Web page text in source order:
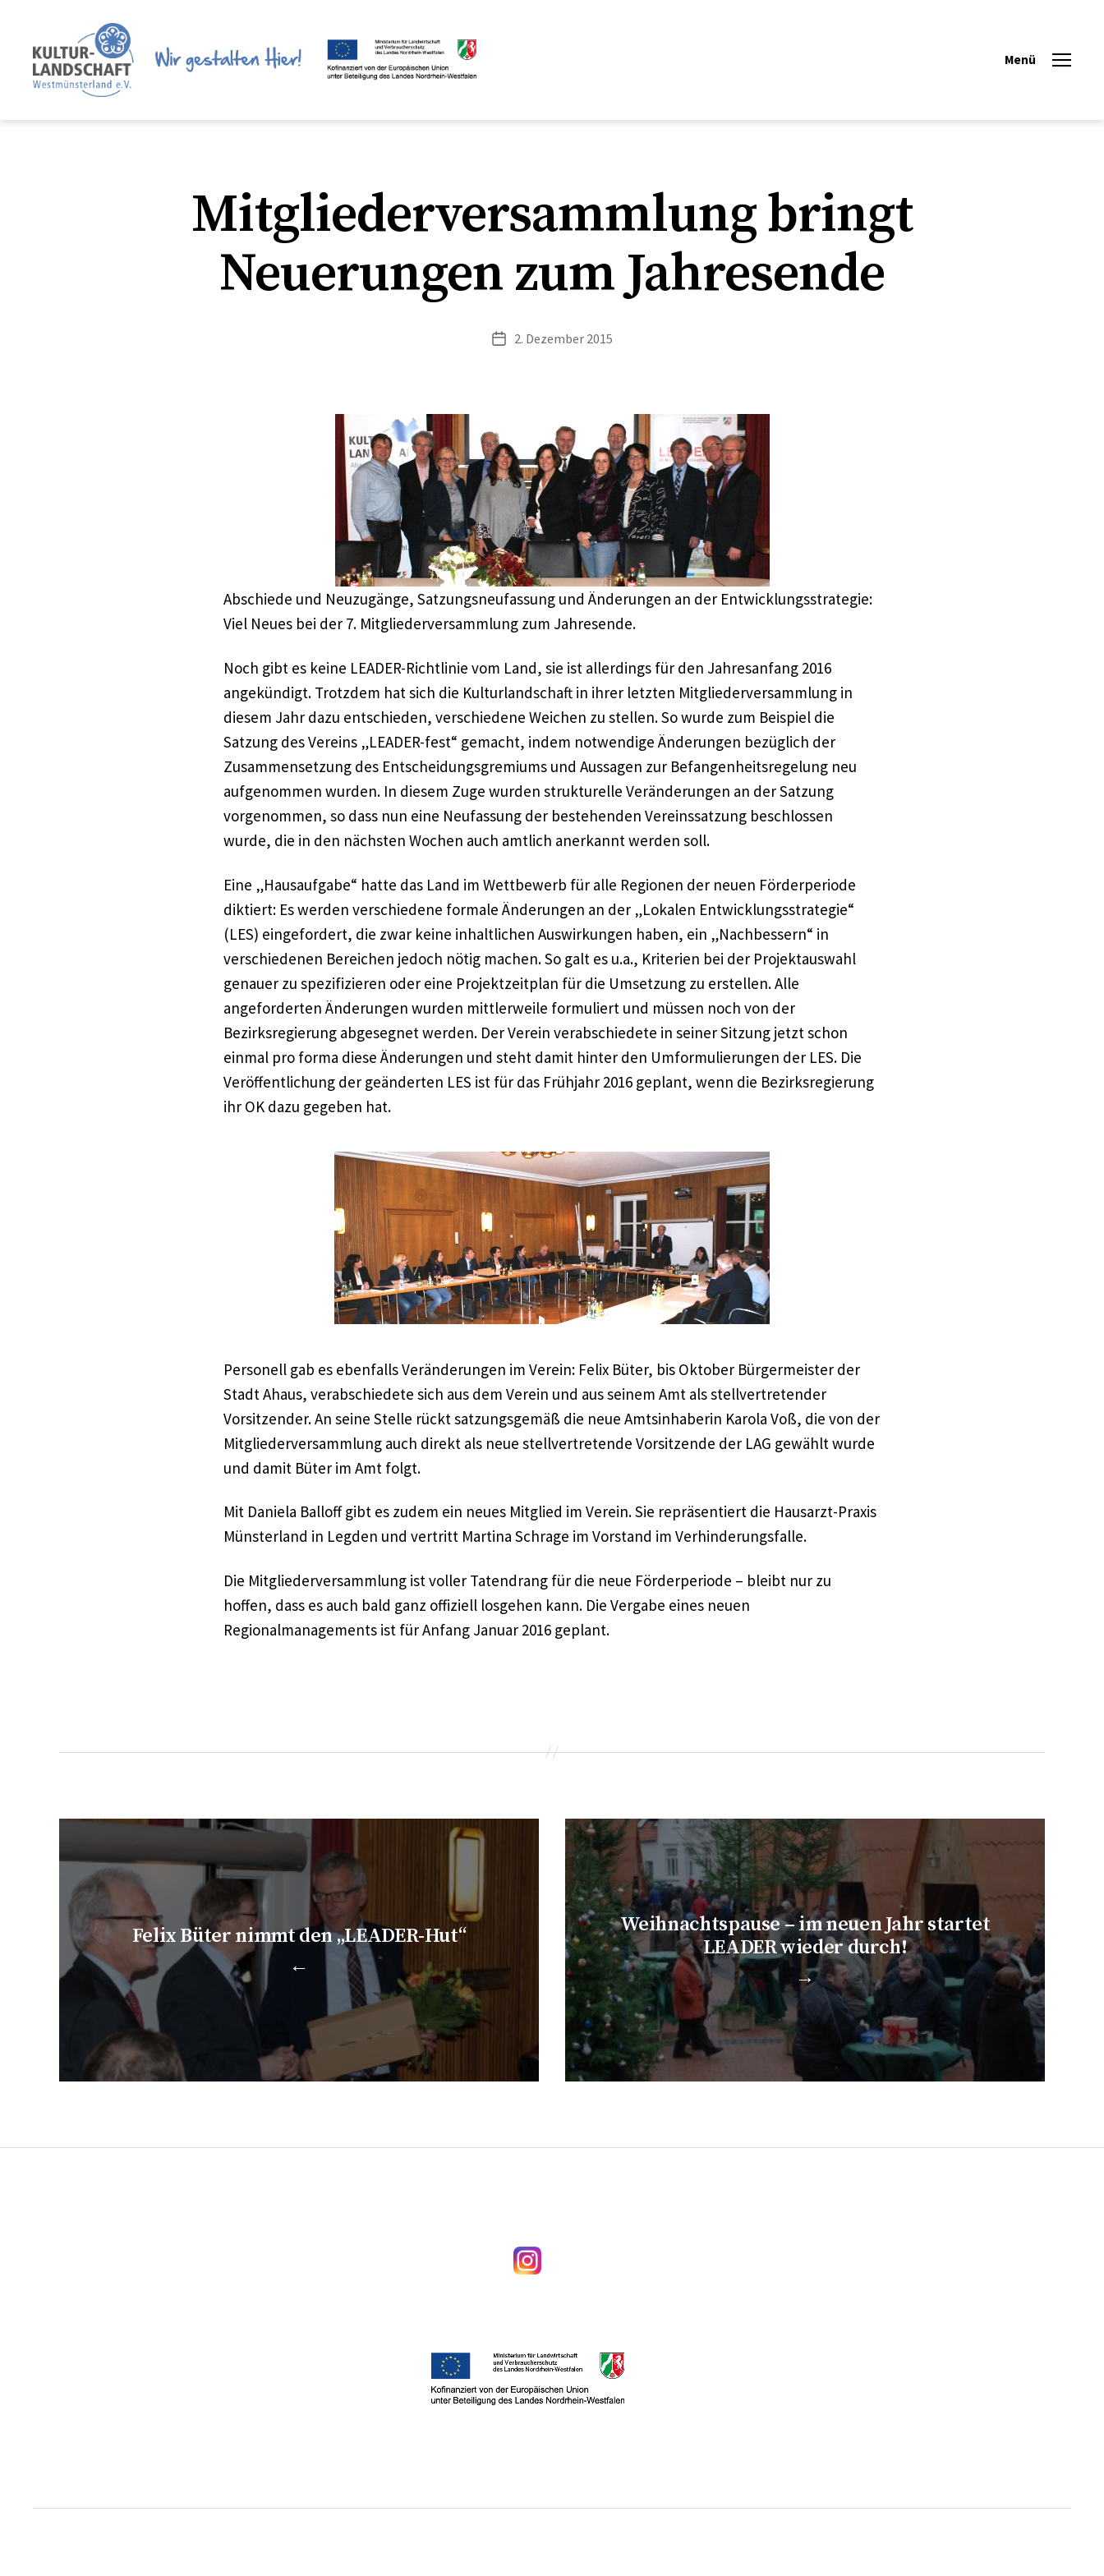
Region
Menü
Mitgliederversammlung bringt
Neuerungen zum Jahresende
Veröffentlichungsdatum
2. Dezember 2015
Abschiede und Neuzugänge, Satzungsneufassung und Änderungen an der Entwicklungsstrategie:
Viel Neues bei der 7. Mitgliederversammlung zum Jahresende.
Noch gibt es keine LEADER-Richtlinie vom Land, sie ist allerdings für den Jahresanfang 2016
angekündigt. Trotzdem hat sich die Kulturlandschaft in ihrer letzten Mitgliederversammlung in
diesem Jahr dazu entschieden, verschiedene Weichen zu stellen. So wurde zum Beispiel die
Satzung des Vereins „LEADER-fest“ gemacht, indem notwendige Änderungen bezüglich der
Zusammensetzung des Entscheidungsgremiums und Aussagen zur Befangenheitsregelung neu
aufgenommen wurden. In diesem Zuge wurden strukturelle Veränderungen an der Satzung
vorgenommen, so dass nun eine Neufassung der bestehenden Vereinssatzung beschlossen
wurde, die in den nächsten Wochen auch amtlich anerkannt werden soll.
Eine „Hausaufgabe“ hatte das Land im Wettbewerb für alle Regionen der neuen Förderperiode
diktiert: Es werden verschiedene formale Änderungen an der „Lokalen Entwicklungsstrategie“
(LES) eingefordert, die zwar keine inhaltlichen Auswirkungen haben, ein „Nachbessern“ in
verschiedenen Bereichen jedoch nötig machen. So galt es u.a., Kriterien bei der Projektauswahl
genauer zu spezifizieren oder eine Projektzeitplan für die Umsetzung zu erstellen. Alle
angeforderten Änderungen wurden mittlerweile formuliert und müssen noch von der
Bezirksregierung abgesegnet werden. Der Verein verabschiedete in seiner Sitzung jetzt schon
einmal pro forma diese Änderungen und steht damit hinter den Umformulierungen der LES. Die
Veröffentlichung der geänderten LES ist für das Frühjahr 2016 geplant, wenn die Bezirksregierung
ihr OK dazu gegeben hat.
Personell gab es ebenfalls Veränderungen im Verein: Felix Büter, bis Oktober Bürgermeister der
Stadt Ahaus, verabschiedete sich aus dem Verein und aus seinem Amt als stellvertretender
Vorsitzender. An seine Stelle rückt satzungsgemäß die neue Amtsinhaberin Karola Voß, die von der
Mitgliederversammlung auch direkt als neue stellvertretende Vorsitzende der LAG gewählt wurde
und damit Büter im Amt folgt.
Mit Daniela Balloff gibt es zudem ein neues Mitglied im Verein. Sie repräsentiert die Hausarzt-Praxis
Münsterland in Legden und vertritt Martina Schrage im Vorstand im Verhinderungsfalle.
Die Mitgliederversammlung ist voller Tatendrang für die neue Förderperiode – bleibt nur zu
hoffen, dass es auch bald ganz offiziell losgehen kann. Die Vergabe eines neuen
Regionalmanagements ist für Anfang Januar 2016 geplant.
←
Felix Büter nimmt den „LEADER-Hut“
→
Weihnachtspause – im neuen Jahr startet
LEADER wieder durch!